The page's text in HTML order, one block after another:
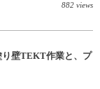
882 views
壁TEKT作業と、プ